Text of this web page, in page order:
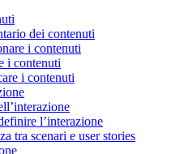
dei contenuti
i contenuti
i contenuti
i contenuti
l’interazione
tra scenari e user stories